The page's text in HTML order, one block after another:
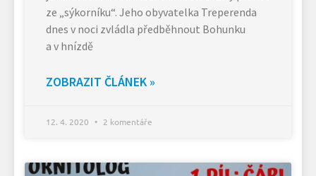
ze „sýkorníku“. Jeho obyvatelka Treperenda
dnes v noci zvládla předběhnout Bohunku
a v hnízdě
ZOBRAZIT ČLÁNEK »
12. 4. 2020 2 komentáře